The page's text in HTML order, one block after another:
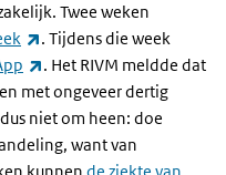
Twee weken
(externe link)
. Tijdens die week
(externe link)
. Het RIVM meldde dat
met ongeveer dertig
niet om heen: doe
link)
want van